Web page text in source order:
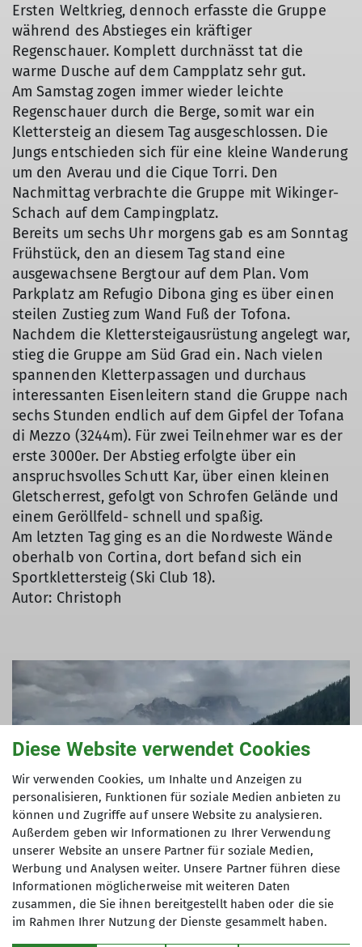
Ersten Weltkrieg, dennoch erfasste die Gruppe
während des Abstieges ein kräftiger
Regenschauer. Komplett durchnässt tat die
warme Dusche auf dem Campplatz sehr gut.
Am Samstag zogen immer wieder leichte
Regenschauer durch die Berge, somit war ein
Klettersteig an diesem Tag ausgeschlossen. Die
Jungs entschieden sich für eine kleine Wanderung
um den Averau und die Cique Torri. Den
Nachmittag verbrachte die Gruppe mit Wikinger-
Schach auf dem Campingplatz.
Bereits um sechs Uhr morgens gab es am Sonntag
Frühstück, den an diesem Tag stand eine
ausgewachsene Bergtour auf dem Plan. Vom
Parkplatz am Refugio Dibona ging es über einen
steilen Zustieg zum Wand Fuß der Tofona.
Nachdem die Klettersteigausrüstung angelegt war,
stieg die Gruppe am Süd Grad ein. Nach vielen
spannenden Kletterpassagen und durchaus
interessanten Eisenleitern stand die Gruppe nach
sechs Stunden endlich auf dem Gipfel der Tofana
di Mezzo (3244m). Für zwei Teilnehmer war es der
erste 3000er. Der Abstieg erfolgte über ein
anspruchsvolles Schutt Kar, über einen kleinen
Gletscherrest, gefolgt von Schrofen Gelände und
einem Geröllfeld- schnell und spaßig.
Am letzten Tag ging es an die Nordweste Wände
oberhalb von Cortina, dort befand sich ein
Sportklettersteig (Ski Club 18).
Autor: Christoph
Diese Website verwendet Cookies
Wir verwenden Cookies, um Inhalte und Anzeigen zu
personalisieren, Funktionen für soziale Medien anbieten zu
können und Zugriffe auf unsere Website zu analysieren.
Außerdem geben wir Informationen zu Ihrer Verwendung
unserer Website an unsere Partner für soziale Medien,
Werbung und Analysen weiter. Unsere Partner führen diese
Informationen möglicherweise mit weiteren Daten
zusammen, die Sie ihnen bereitgestellt haben oder die sie
im Rahmen Ihrer Nutzung der Dienste gesammelt haben.